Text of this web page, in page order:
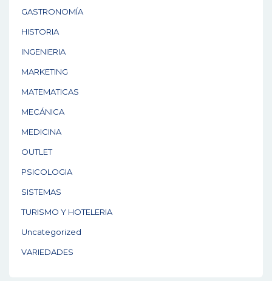
GASTRONOMÍA
HISTORIA
INGENIERIA
MARKETING
MATEMATICAS
MECÁNICA
MEDICINA
OUTLET
PSICOLOGIA
SISTEMAS
TURISMO Y HOTELERIA
Uncategorized
VARIEDADES